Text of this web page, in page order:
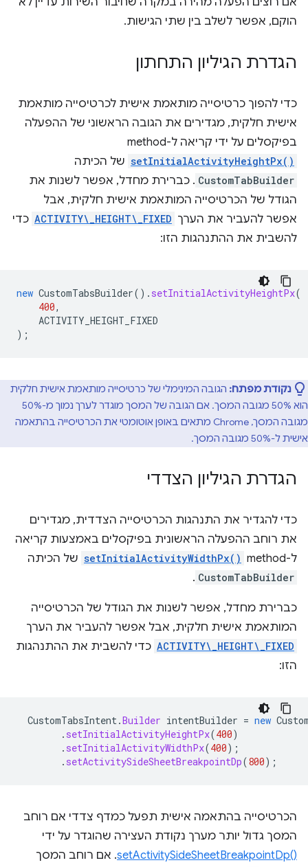
הוקם, אפשר לשלב בין שתי הגישות.
הגדרת הגיליון התחתון
כדי להפוך כרטיסייה מותאמת אישית לכרטיסייה מותאמת
אישית חלקית, מגדירים את הגובה הראשוני של ההפעלה
בפיקסלים על ידי קריאה ל-method‏
setInitialActivityHeightPx() של הכיתה
CustomTabBuilder . כברירת מחדל, אפשר לשנות את
הגודל של הכרטיסייה המותאמת אישית חלקית, אבל
אפשר להעביר את הערך ACTIVITY\_HEIGHT\_FIXED כדי
להשבית את ההתנהגות הזו:
new CustomTabsBuilder(). setInitialActivityHeightPx(
400,
ACTIVITY_HEIGHT_FIXED
);
נקודת מפתח: הגובה המינימלי של כרטיסייה מותאמת אישית חלקית
הוא 50% מגובה המסך. אם הגובה של המסך מוגדר לערך נמוך מ-50%
מגובה המסך, Chrome מתאים באופן אוטומטי את הכרטיסייה בהתאמה
אישית ל-50% מגובה המסך.
הגדרת הגיליון הצדדי
כדי להגדיר את התנהגות הכרטיסייה הצדדית, מגדירים
את רוחב ההפעלה הראשונית בפיקסלים באמצעות קריאה
ל-method‏
setInitialActivityWidthPx() של הכיתה
CustomTabBuilder
.
כברירת מחדל, אפשר לשנות את הגודל של הכרטיסייה
המותאמת אישית חלקית, אבל אפשר להעביר את הערך
ACTIVITY\_HEIGHT\_FIXED כדי להשבית את ההתנהגות
הזו:
CustomTabsIntent.Builder intentBuilder = new
. setInitialActivityHeightPx(400)
. setInitialActivityWidthPx(400);
. setActivitySideSheetBreakpointDp(800);
הכרטיסייה בהתאמה אישית תפעל כמדף צדדי אם רוחב
המסך גדול יותר מערך נקודת העצירה שהוגדר על ידי
setActivitySideSheetBreakpointDp()‎. אם רוחב המסך